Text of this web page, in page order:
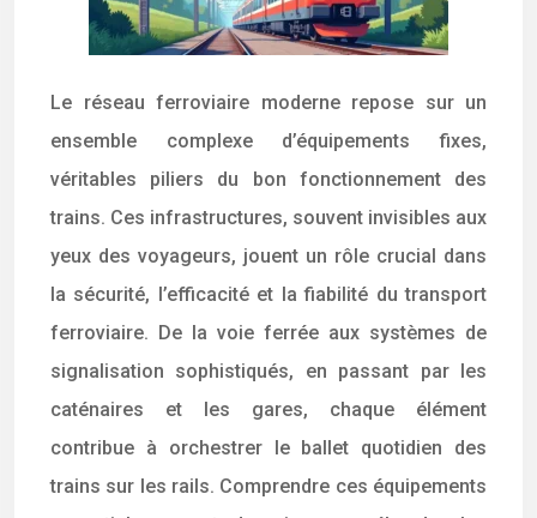
Le réseau ferroviaire moderne repose sur un
ensemble complexe d’équipements fixes,
véritables piliers du bon fonctionnement des
trains. Ces infrastructures, souvent invisibles aux
yeux des voyageurs, jouent un rôle crucial dans
la sécurité, l’efficacité et la fiabilité du transport
ferroviaire. De la voie ferrée aux systèmes de
signalisation sophistiqués, en passant par les
caténaires et les gares, chaque élément
contribue à orchestrer le ballet quotidien des
trains sur les rails. Comprendre ces équipements